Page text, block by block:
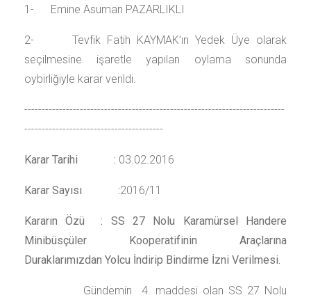
1- Emine Asuman PAZARLIKLI
2- Tevfik Fatih KAYMAK’ın Yedek Üye olarak
seçilmesine işaretle yapılan oylama sonunda
oybirliğiyle karar verildi.
---------------------------------------------------------------------------
----------------------------------------
Karar Tarihi : 03.02.2016
Karar Sayısı :2016/11
Kararın Özü : SS 27 Nolu Karamürsel Handere
Minibüsçüler Kooperatifinin Araçlarına
Duraklarımızdan Yolcu İndirip Bindirme İzni Verilmesi.
Gündemin 4. maddesi olan SS 27 Nolu